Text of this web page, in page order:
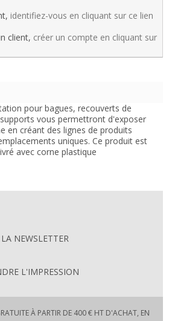
identifiez-vous en cliquant sur ce lien
client, créer un compte en cliquant sur
pour bagues, recouverts de
vous permettront d'exposer
en créant des lignes de produits
uniques. Ce produit est
avec corne plastique
NEWSLETTER
L'IMPRESSION
À PARTIR DE 400 € HT D'ACHAT, EN